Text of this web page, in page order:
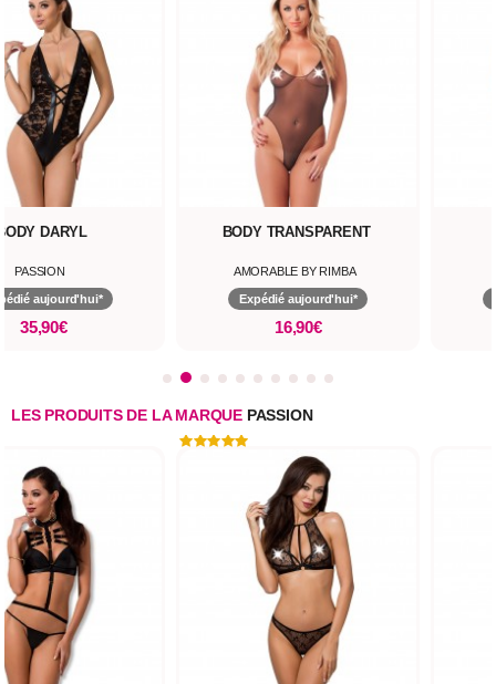
DARYL
PASSION
aujourd'hui*
35,90€
BODY TRANSPARENT
AMORABLE BY RIMBA
Expédié aujourd'hui*
16,90€
LES PRODUITS DE LA MARQUE PASSION